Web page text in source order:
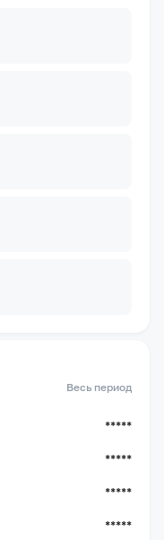
Весь период
*****
*****
*****
*****